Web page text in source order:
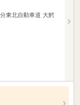
東北自動車道 大鰐